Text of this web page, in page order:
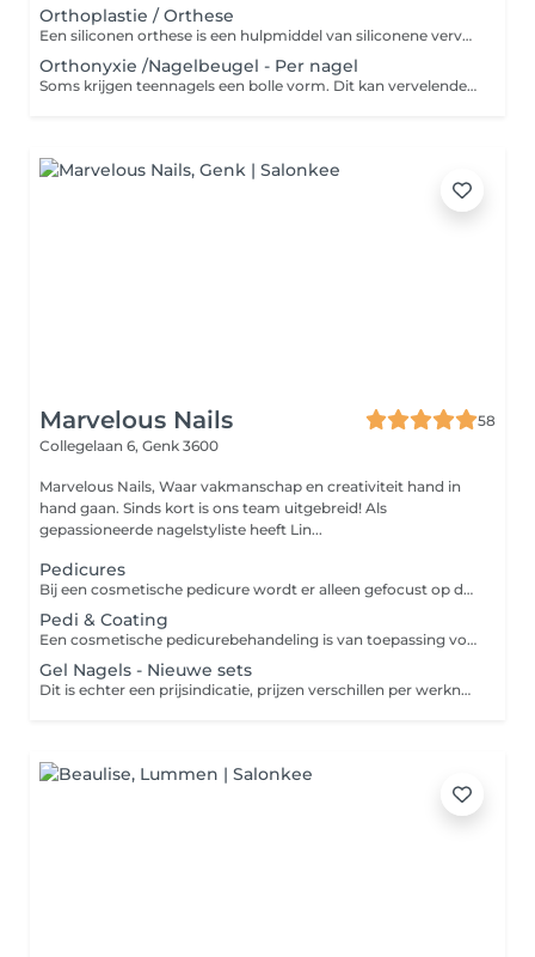
Orthoplastie / Orthese
Een siliconen orthese is een hulpmiddel van siliconene vervaardigd. Het wordt gemaakt voor voetklachten of problemen aan de tenen. Het kan één specifieke functie hebben of voor verschillende doelen dienen: ter bescherming (bij oa. druk, wrijving, eelt, wondjes,) ter correctie (bij oa. klauw- of hamertenen) ter preventie (bij oa. drukvrij leggen van pijnpunten)
Orthonyxie /Nagelbeugel - Per nagel
Soms krijgen teennagels een bolle vorm. Dit kan vervelende klachten geven zoals pijn en ingroeiing in de huid. Spange - Nagelbeugel Dit is een vlakke, uit kunststof vervaardigde veer, optisch onopvallend, waterdicht en overlakbaar. Deze veer wordt over de volledige nagel geplakt, hierdoor neemt de veer de kromming van de nagel aan. Doordat de veer weer terug wil naar zijn oorspronkelijke vorm worden de zijkanten van de nagel opgelift waardoor de pijn vermindert of zelfs volledig verdwijnt. Deze veer behoudt een 4 à 6 weken zijn spankracht. Bij een goede hechting kan deze zelfs 3 tot 6 maanden blijven zitten, afhankelijk van de plaats waar hij op de nagel geplaatst is. Combiped - Nagelbeugel De combiped nagelbeugel is een draadbeugel die unilateraal is en waarbij het haakje zelf plooit. Door het haakje onder de nagel in de nagelwal te draaien, kan je deze beugel ver naar achteren plaatsen. Dit maakt het mogelijk om veel nagelproblemen op te lossen die anders onbehandelaar zouden zijn.
Marvelous Nails
58
Collegelaan 6, Genk 3600
Marvelous Nails, Waar vakmanschap en creativiteit hand in
hand gaan. Sinds kort is ons team uitgebreid! Als
gepassioneerde nagelstyliste heeft Lin...
Pedicures
Bij een cosmetische pedicure wordt er alleen gefocust op de teennagels. Een gespecialiseerde pedicurebehandeling richt zich op de specifieke behoeften van de voeten. Tijdens deze behandeling worden eventuele problemen zoals eelt, likdoorns, ingegroeide teennagels, ect. aangepakt. In deze behandelingen zitten geen gellak.
Pedi & Coating
Een cosmetische pedicurebehandeling is van toepassing voor klanten zonder probleem voeten. Tijdens deze behandeling wordt de focus gelegd op de nagels en de nagelriemen. Deze behandeling wordt afgewerkt met gellak. Een gespecialiseerde pedicurebehandeling richt zich op de specifieke behoeften van de voeten. Tijdens deze behandeling worden eventuele problemen zoals eelt, likdoorns, ingegroeide teennagels, ect. aangepakt. In deze behandelingen zitten geen gellak.
Gel Nagels - Nieuwe sets
Dit is echter een prijsindicatie, prijzen verschillen per werknemer. De juiste prijslijst per werknemer vind je terug op onze website www.marvelousssnails.com